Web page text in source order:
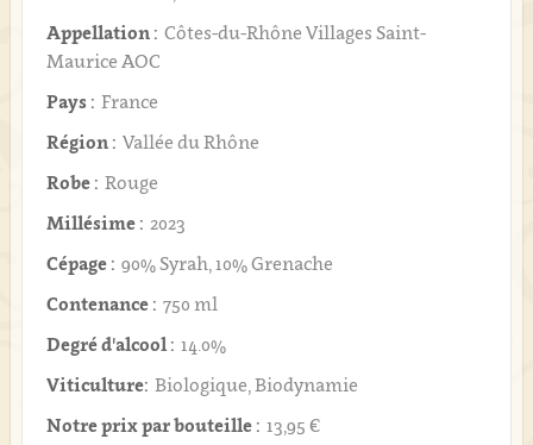
Appellation : Côtes-du-Rhône Villages Saint-
Maurice AOC
Pays : France
Région : Vallée du Rhône
Robe : Rouge
Millésime : 2023
Cépage : 90% Syrah, 10% Grenache
Contenance : 750 ml
Degré d'alcool : 14.0%
Viticulture: Biologique, Biodynamie
Notre prix par bouteille : 13,95 €